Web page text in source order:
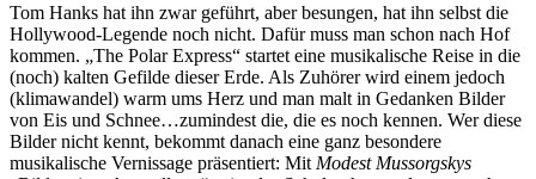
Tom Hanks hat ihn zwar geführt, aber besungen, hat ihn selbst die
Hollywood-Legende noch nicht. Dafür muss man schon nach Hof
kommen. „The Polar Express“ startet eine musikalische Reise in die
(noch) kalten Gefilde dieser Erde. Als Zuhörer wird einem jedoch
(klimawandel) warm ums Herz und man malt in Gedanken Bilder
von Eis und Schnee…zumindest die, die es noch kennen. Wer diese
Bilder nicht kennt, bekommt danach eine ganz besondere
musikalische Vernissage präsentiert: Mit Modest Mussorgskys